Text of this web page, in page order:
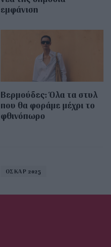
εμφάνιση
Βερμούδες: Όλα τα στυλ
που θα φοράμε μέχρι το
φθινόπωρο
ΟΣΚΑΡ 2025